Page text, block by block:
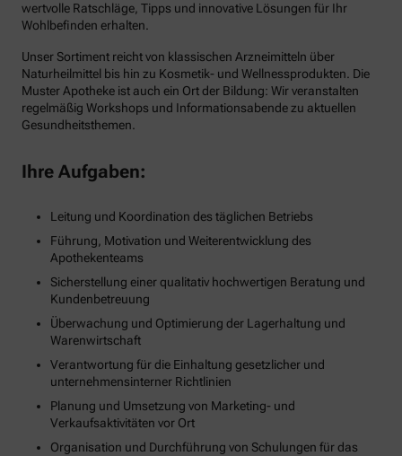
wertvolle Ratschläge, Tipps und innovative Lösungen für Ihr
Wohlbefinden erhalten.
Unser Sortiment reicht von klassischen Arzneimitteln über
Naturheilmittel bis hin zu Kosmetik- und Wellnessprodukten. Die
Muster Apotheke ist auch ein Ort der Bildung: Wir veranstalten
regelmäßig Workshops und Informationsabende zu aktuellen
Gesundheitsthemen.
Ihre Aufgaben:
Leitung und Koordination des täglichen Betriebs
Führung, Motivation und Weiterentwicklung des
Apothekenteams
Sicherstellung einer qualitativ hochwertigen Beratung und
Kundenbetreuung
Überwachung und Optimierung der Lagerhaltung und
Warenwirtschaft
Verantwortung für die Einhaltung gesetzlicher und
unternehmensinterner Richtlinien
Planung und Umsetzung von Marketing- und
Verkaufsaktivitäten vor Ort
Organisation und Durchführung von Schulungen für das